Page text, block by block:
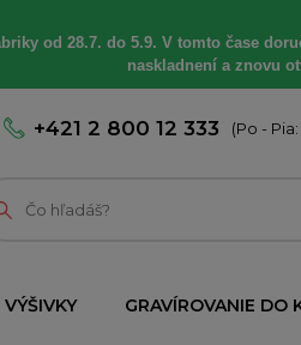
od 28.7. do 5.9. V tomto čase
naskladnení a znovu
+421 2 800 12 333 (Po -
VÝŠIVKY GRAVÍROVANIE DO